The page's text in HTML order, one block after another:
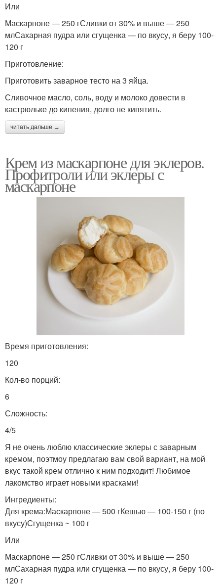
Или
Маскарпоне — 250 гСливки от 30% и выше — 250
млСахарная пудра или сгущенка — по вкусу, я беру 100-
120 г
Приготовление:
Приготовить заварное тесто на 3 яйца.
Сливочное масло, соль, воду и молоко довести в
кастрюльке до кипения, долго не кипятить.
читать дальше →
Крем из маскарпоне для эклеров.
Профитроли или эклеры с
маскарпоне
Время приготовления:
120
Кол-во порций:
6
Сложность:
4/5
Я не очень люблю классические эклеры с заварным
кремом, поэтмоу предлагаю вам свой вариант, на мой
вкус такой крем отлично к ним подходит! Любимое
лакомство играет новыми красками!
Ингредиенты:
Для крема:Маскарпоне — 500 гКешью — 100-150 г (по
вкусу)Сгущенка ~ 100 г
Или
Маскарпоне — 250 гСливки от 30% и выше — 250
млСахарная пудра или сгущенка — по вкусу, я беру 100-
120 г